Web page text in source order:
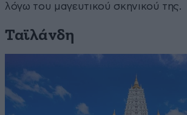
λόγω του μαγευτικού σκηνικού της.
Ταϊλάνδη